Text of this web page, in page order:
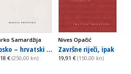
Samardžija
– hrvatski ...
€ (250,00 kn)
Nives Opačić
Završne riječi, ipak
19,91 € (150,00 kn)